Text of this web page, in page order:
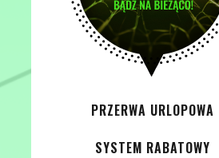
PRZERWA URLOPOWA
SYSTEM RABATOWY